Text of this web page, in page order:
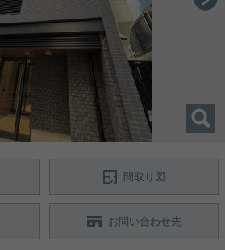
間取り図
お問い合わせ先